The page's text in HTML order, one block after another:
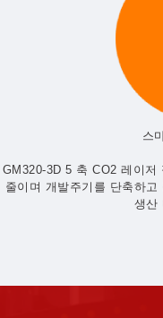
스
GM320-3D 5 축 CO2 레이저
줄이며 개발주기를 단축하
생산